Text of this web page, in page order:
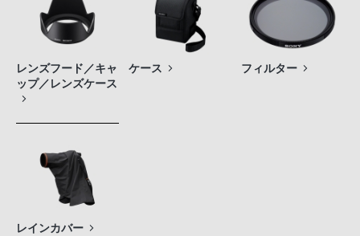
レンズフード／キャ
ップ／レンズケース
ケース フィルター
レインカバー